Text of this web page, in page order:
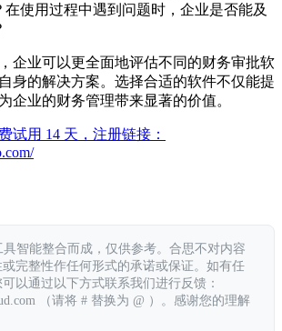
在使用过程中遇到问题时，企业是否能及
企业可以更全面地评估不同的财务审批软
身的解决方案。选择合适的软件不仅能提
企业的财务管理带来显著的价值。
试用 14 天，注册链接：
智能整合而成，仅供参考。合思不对内容
完整性作任何形式的承诺或保证。如有任
以通过以下方式联系我们进行反馈：
（请将 # 替换为 @ ）。感谢您的理解